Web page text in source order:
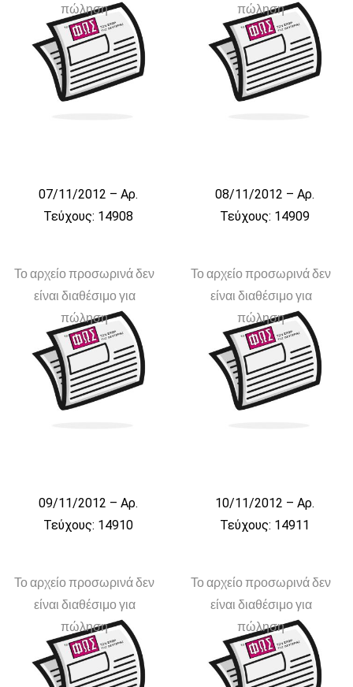
πώληση
07/11/2012 – Αρ.
Τεύχους: 14908
πώληση
08/11/2012 – Αρ.
Τεύχους: 14909
Το αρχείο προσωρινά δεν
είναι διαθέσιμο για
πώληση
09/11/2012 – Αρ.
Τεύχους: 14910
Το αρχείο προσωρινά δεν
είναι διαθέσιμο για
πώληση
10/11/2012 – Αρ.
Τεύχους: 14911
Το αρχείο προσωρινά δεν
είναι διαθέσιμο για
πώληση
Το αρχείο προσωρινά δεν
είναι διαθέσιμο για
πώληση